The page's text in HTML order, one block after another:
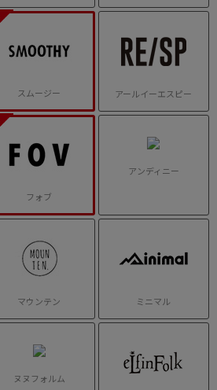
スムージー アールイーエスピー
フォブ
アンディニー
マウンテン ミニマル
ヌヌフォルム